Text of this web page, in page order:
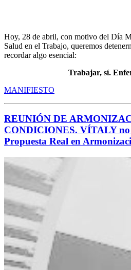
Hoy, 28 de abril, con motivo del Día
Salud en el Trabajo, queremos
recordar algo esencial:
Trabajar, sí.
MANIFIESTO
REUNIÓN DE
CONDICIONES. VÍTALY
Propuesta Real en